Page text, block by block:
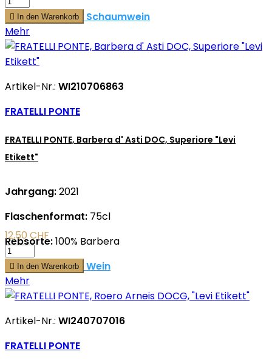
mehr zu diesem Schaumwein
 In den Warenkorb
Mehr
Artikel-Nr.: WI210706863
FRATELLI PONTE
FRATELLI PONTE, Barbera d' Asti DOC, Superiore "Levi
Etikett"
Jahrgang:2021
Flaschenformat: 75cl
Rebsorte:100% Barbera
mehr zu diesem Wein
12,50 CHF
 In den Warenkorb
Mehr
Artikel-Nr.: WI240707016
FRATELLI PONTE